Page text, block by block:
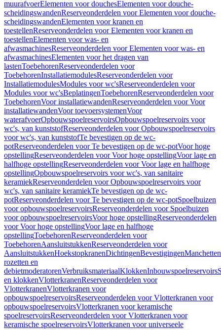
muurafvoerElementen voor douchesElementen voor douche-
scheidingswandenReserveonderdelen voor Elementen voor douche-
scheidingswandenElementen voor kranen en
toestellenReserveonderdelen voor Elementen voor kranen en
toestellenElementen voor was- en
afwasmachinesReserveonderdelen voor Elementen voor was- en
afwasmachinesElementen voor het dragen van
lastenToebehorenReserveonderdelen voor
ToebehorenInstallatiemodulesReserveonderdelen voor
InstallatiemodulesModules voor wc'sReserveonderdelen voor
Modules voor wc'sBeplatingenToebehorenReserveonderdelen voor
ToebehorenVoor installatiewandenReserveonderdelen voor Voor
installatiewandenVoor toevoersystemenVoor
waterafvoerOpbouwspoelreservoirsOpbouwspoelreservoirs voor
wc's, van kunststofReserveonderdelen voor Opbouwspoelreservoirs
voor wc's, van kunststofTe bevestigen op de wc-
potReserveonderdelen voor Te bevestigen op de wc-potVoor hoge
opstellingReserveonderdelen voor Voor hoge opstellingVoor lage en
halfhoge opstellingReserveonderdelen voor Voor lage en halfhoge
opstellingOpbouwspoelreservoirs voor wc's, van sanitaire
keramiekReserveonderdelen voor Opbouwspoelreservoirs voor
wc's, van sanitaire keramiekTe bevestigen op de wc-
potReserveonderdelen voor Te bevestigen op de wc-potSpoelbuizen
voor opbouwspoelreservoirsReserveonderdelen voor Spoelbuizen
voor opbouwspoelreservoirsVoor hoge opstellingReserveonderdelen
voor Voor hoge opstellingVoor lage en halfhoge
opstellingToebehorenReserveonderdelen voor
ToebehorenAansluitstukkenReserveonderdelen voor
AansluitstukkenHoekstopkranenDichtingenBevestigingenManchetten
rozetten en
debietmoderatorenVerbruiksmateriaalKlokkenInbouwspoelreservoirs
en klokkenVlotterkranenReserveonderdelen voor
VlotterkranenVlotterkranen voor
opbouwspoelreservoirsReserveonderdelen voor Vlotterkranen voor
opbouwspoelreservoirsVlotterkranen voor keramische
spoelreservoirsReserveonderdelen voor Vlotterkranen voor
keramische spoelreservoirsVlotterkranen voor universeele